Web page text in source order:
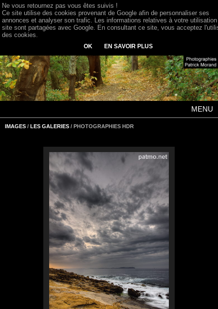
MENU
IMAGES / LES GALERIES / PHOTOGRAPHIES HDR
Ne vous retournez pas vous êtes suivis !
Ce site utilise des cookies provenant de Google afin de personnaliser ses
annonces et analyser son trafic. Les informations relatives à votre
site sont partagées avec Google. En consultant ce site, vous acceptez
des cookies.
OK EN SAVOIR PLUS